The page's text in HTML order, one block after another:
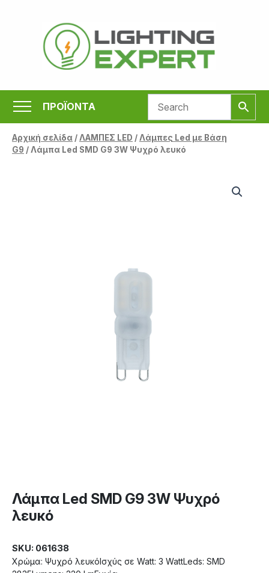
περιεχόμενο
ΠΡΟΪΟΝΤΑ
Αρχική σελίδα/ΛΑΜΠΕΣ LED /Λάμπες Led με Βάση
G9 / Λάμπα Led SMD G9 3W Ψυχρό λευκό
Λάμπα Led SMD G9 3W Ψυχρό
λευκό
SKU: 061638
Χρώμα: Ψυχρό λευκόΙσχύς σε Watt: 3 WattLeds: SMD